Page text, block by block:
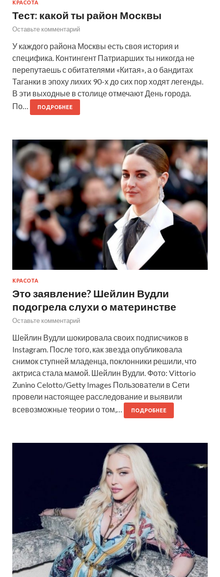
КРАСОТА
Тест: какой ты район Москвы
Оставьте комментарий
У каждого района Москвы есть своя история и
специфика. Контингент Патриарших ты никогда не
перепутаешь с обитателями «Китая», а о бандитах
Таганки в эпоху лихих 90-х до сих пор ходят легенды.
В эти выходные в столице отмечают День города.
По…
ПОДРОБНЕЕ
КРАСОТА
Это заявление? Шейлин Вудли
подогрела слухи о материнстве
Оставьте комментарий
Шейлин Вудли шокировала своих подписчиков в
Instagram. После того, как звезда опубликовала
снимок ступней младенца, поклонники решили, что
актриса стала мамой. Шейлин Вудли. Фото: Vittorio
Zunino Celotto/Getty Images Пользователи в Сети
провели настоящее расследование и выявили
всевозможные теории о том,…
ПОДРОБНЕЕ